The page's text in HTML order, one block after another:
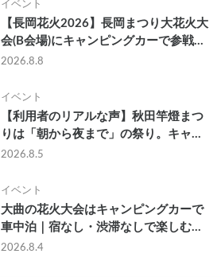
イベント
【長岡花火2026】長岡まつり大花火大
会(B会場)にキャンピングカーで参戦し
て、長岡駅前で車中泊してきた
2026.8.8
イベント
【利用者のリアルな声】秋田竿燈まつ
りは「朝から夜まで」の祭り。キャン
ピングカーで行った2組の記録
2026.8.5
イベント
大曲の花火大会はキャンピングカーで
車中泊｜宿なし・渋滞なしで楽しむ
2026年完全ガイド
2026.8.4